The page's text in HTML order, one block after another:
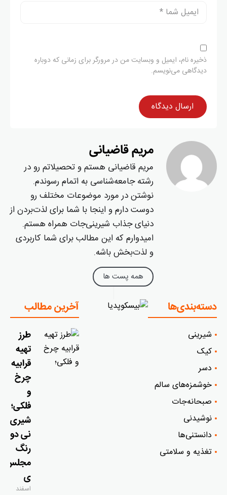
ذخیره نام، ایمیل و وبسایت من در مرورگر برای زمانی که دوباره
دیدگاهی می‌نویسم.
مریم قاضیانی
مریم قاضیانی هستم و تحصیلاتم رو در
رشته جامعه‌شناسی به اتمام رسوندم.
نوشتن در مورد موضوعات مختلف رو
دوست دارم و اینجا با شما برای لذت‌بردن از
دنیای جذاب شیرینی‌جات همراه هستم.
امیدوارم که این مطالب برای شما کاربردی
و لذت‌بخش باشه.
همه پست ها
دسته‌بندی‌ها
شیرینی
کیک
دسر
خوشمزه‌‌های سالم
صبحانه‌جات
نوشیدنی
دانستنی‌ها
تغذیه و سلامتی
آخرین مطالب
طرز
تهیه
قرابیه
چرخ
و
فلکی؛
شیری
نی دو
رنگ
مجلس
ی
اسفند